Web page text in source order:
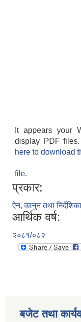
It appears your
display PDF files.
here to download
file.
प्रकार:
ऐन, कानुन तथा निर्देशिका
आर्थिक वर्ष:
२०८१/०८२
बजेट तथा